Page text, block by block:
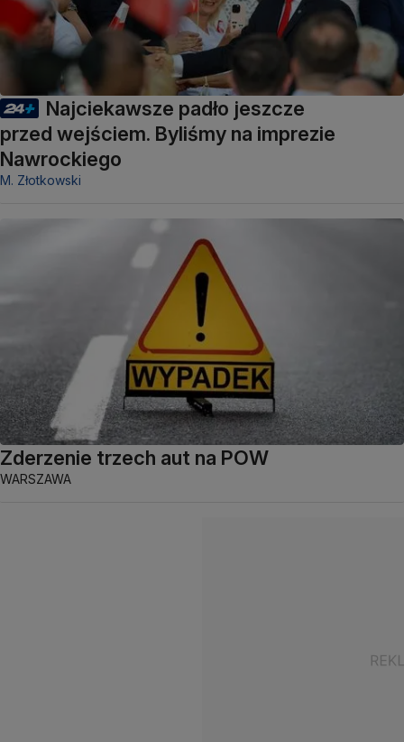
Najciekawsze padło jeszcze
przed wejściem. Byliśmy na imprezie
Nawrockiego
M. Złotkowski
Zderzenie trzech aut na POW
WARSZAWA